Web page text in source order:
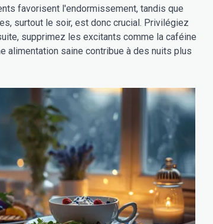
favorisent l'endormissement, tandis que
surtout le soir, est donc crucial. Privilégiez
supprimez les excitants comme la caféine
alimentation saine contribue à des nuits plus